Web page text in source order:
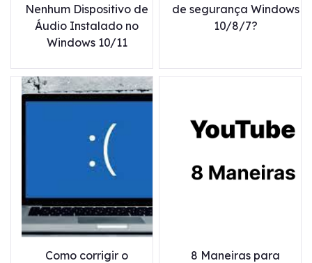
Nenhum Dispositivo de
Áudio Instalado no
Windows 10/11
de segurança Windows
10/8/7?
Como corrigir o
8 Maneiras para